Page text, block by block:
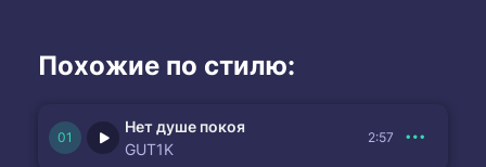
Похожие по стилю:
Нет душе покоя
GUT1K
2:57